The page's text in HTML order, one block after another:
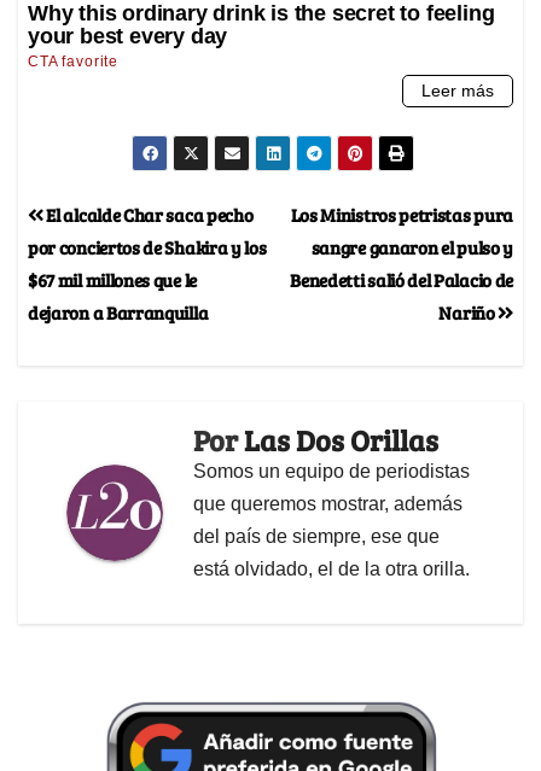
Los Ministros petristas pura
sangre ganaron el pulso y
Benedetti salió del Palacio de
Nariño
El alcalde Char saca pecho
por conciertos de Shakira y los
$67 mil millones que le
dejaron a Barranquilla
PorLas Dos Orillas
Somos un equipo de periodistas
que queremos mostrar, además
del país de siempre, ese que
está olvidado, el de la otra orilla.